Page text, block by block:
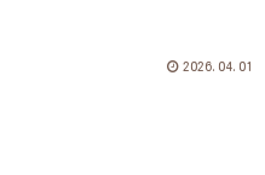
2026.04.01